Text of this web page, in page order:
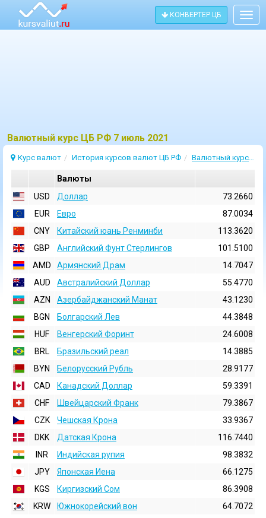
КОНВЕРТЕР ЦБ
Bалютный курс ЦБ РФ 7 июль 2021
Курс валют История курсов валют ЦБ РФ Валютный курс 7 Июль 2021
Валюты
USD
Доллар
73.2660
EUR
Евро
87.0034
CNY
Китайский юань Ренминби
113.3620
GBP
Английский Фунт Стерлингов
101.5100
AMD
Армянский Драм
14.7047
AUD
Австралийский Доллар
55.4770
AZN
Азербайджанский Манат
43.1230
BGN
Болгарский Лев
44.3848
HUF
Венгерский Форинт
24.6008
BRL
Бразильский реал
14.3885
BYN
Белорусский Рубль
28.9177
CAD
Канадский Доллар
59.3391
CHF
Швейцарский Франк
79.3867
CZK
Чешская Крона
33.9367
DKK
Датская Крона
116.7440
INR
Индийская pупия
98.3832
JPY
Японская Иена
66.1275
KGS
Киргизский Сом
86.3908
KRW
Южнокорейский вон
64.7072